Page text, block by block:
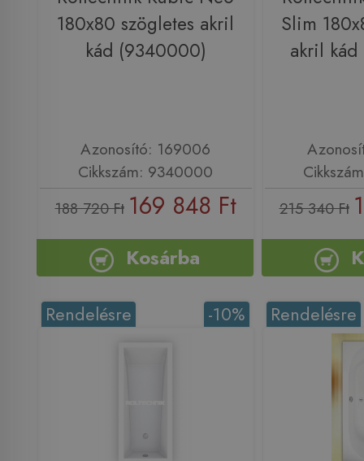
180x80 szögletes akril
kád (9340000)
Azonosító: 169006
Cikkszám: 9340000
188 720 Ft 169 848 Ft
Kosárba
Slim
akril kád
215 340 Ft
-10%
Rendelésre Rendelésre